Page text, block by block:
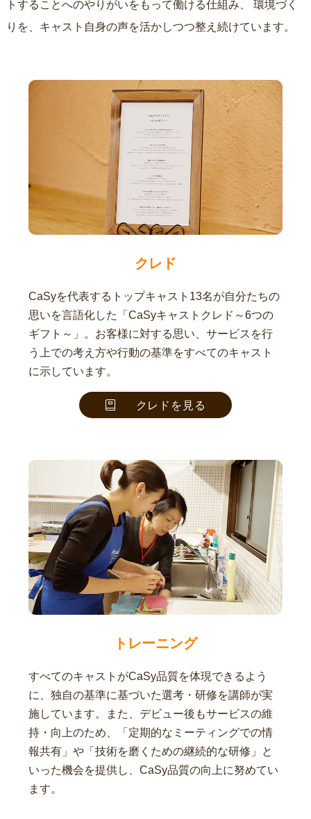
トすることへのやりがいをもって働ける仕組み、
りを、キャスト自身の声を活かしつつ整え続けています。
クレド
CaSyを代表するトップキャスト13名が自分たちの
思いを言語化した「CaSyキャストクレド～6つの
ギフト～」。お客様に対する思い、サービスを行
う上での考え方や行動の基準をすべてのキャスト
に示しています。
クレドを見る
トレーニング
すべてのキャストがCaSy品質を体現できるよう
に、独自の基準に基づいた選考・研修を講師が実
施しています。また、デビュー後もサービスの維
持・向上のため、「定期的なミーティングでの情
報共有」や「技術を磨くための継続的な研修」と
いった機会を提供し、CaSy品質の向上に努めてい
ます。